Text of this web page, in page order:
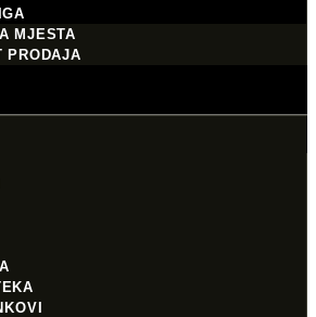
MJESTA
PRODAJA